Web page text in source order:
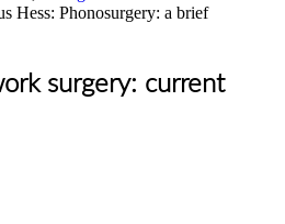
Hess: Phonosurgery: a brief
surgery: current